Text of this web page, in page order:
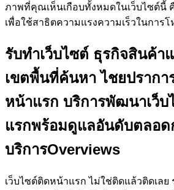
ภาพที่คุณเห็นเกือบทั้งหมดในเว็บไซต์นี้
เพื่อใช้สาธิตความแรงความเร็วในการโ
รับทำเว็บไซต์ ธุรกิจสินค้า
เขตพื้นที่ค้นหา ไชยปรากา
หน้าแรก บริการพัฒนาเว็
แรกพร้อมดูแลอันดับตลอด
บริการOverviews
เว็บไซต์ติดหน้าแรก ไม่ใช่ติดแล้วติดเล